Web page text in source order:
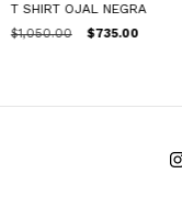
T SHIRT OJAL NEGRA
$1,050.00 $735.00